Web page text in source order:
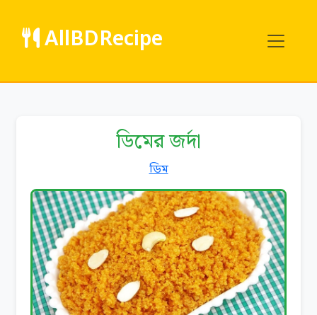
AllBDRecipe
ডিমের জর্দা
ডিম